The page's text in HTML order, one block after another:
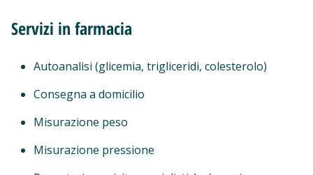
Servizi in farmacia
Autoanalisi (glicemia, trigliceridi, colesterolo)
Consegna a domicilio
Misurazione peso
Misurazione pressione